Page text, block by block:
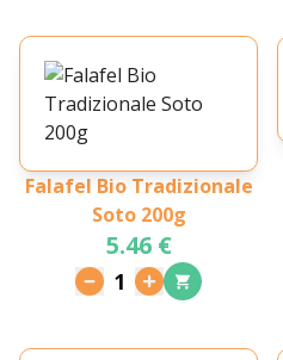
Falafel Bio Tradizionale
Soto 200g
5.46 €
1